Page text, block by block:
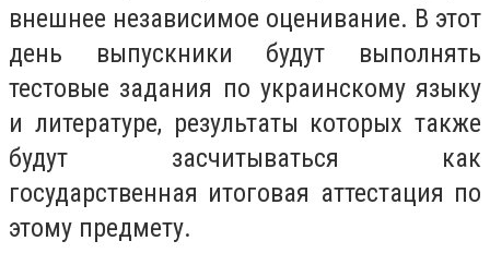
внешнее независимое оценивание. В этот
день выпускники будут выполнять
тестовые задания по украинскому языку
и литературе, результаты которых также
будут засчитываться как
государственная итоговая аттестация по
этому предмету.